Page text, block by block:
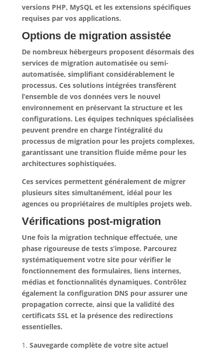
versions PHP, MySQL et les extensions spécifiques
requises par vos applications.
Options de migration assistée
De nombreux hébergeurs proposent désormais des
services de migration automatisée ou semi-
automatisée, simplifiant considérablement le
processus. Ces solutions intégrées transfèrent
l’ensemble de vos données vers le nouvel
environnement en préservant la structure et les
configurations. Les équipes techniques spécialisées
peuvent prendre en charge l’intégralité du
processus de migration pour les projets complexes,
garantissant une transition fluide même pour les
architectures sophistiquées.
Ces services permettent généralement de migrer
plusieurs sites simultanément, idéal pour les
agences ou propriétaires de multiples projets web.
Vérifications post-migration
Une fois la migration technique effectuée, une
phase rigoureuse de tests s’impose. Parcourez
systématiquement votre site pour vérifier le
fonctionnement des formulaires, liens internes,
médias et fonctionnalités dynamiques. Contrôlez
également la configuration DNS pour assurer une
propagation correcte, ainsi que la validité des
certificats SSL et la présence des redirections
essentielles.
Sauvegarde complètede votre site actuel